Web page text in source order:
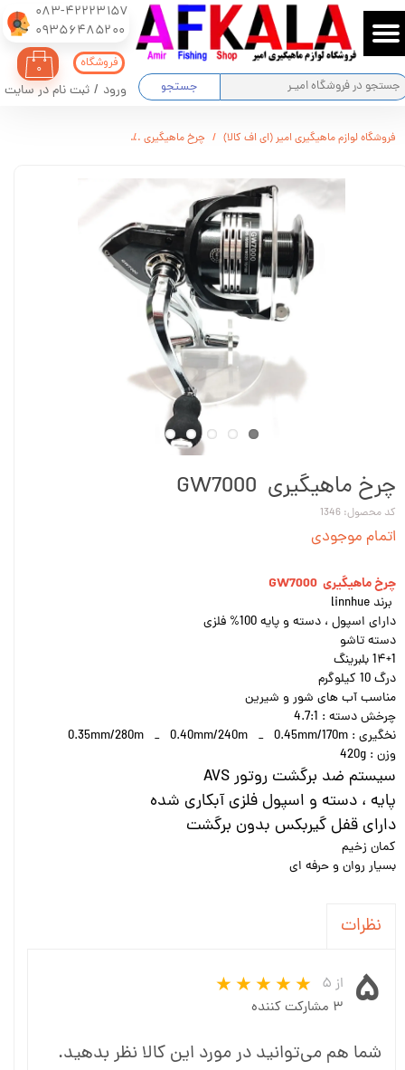
083-42223157
​​​​​​​09356485200
جستجو
۰
ورود / ثبت نام در سایت
حساب کاربری من
تغییر گذر واژه
فروشگاه
فروشگاه لوازم ماهیگیری امیر (ای اف کالا) چرخ ماهیگیری
چرخ ماهیگیری GW7000
کد محصول: 1346
اتمام موجودی
چرخ ماهیگیری GW7000
برند linnhue
دارای اسپول ، دسته و پایه 100% فلزی
دسته تاشو
1۴+1 بلبرینگ
درگ 10 کیلوگرم
مناسب آب های شور و شیرین
چرخش دسته : 4.7:1
نخگیری : 0.35mm/280m _ 0.40mm/240m _ 0.45mm/170m
وزن : 420g
سیستم ضد برگشت روتور AVS
پایه ، دسته و اسپول فلزی آبکاری شده
دارای قفل گیربکس بدون برگشت
کمان زخیم
بسیار روان و حرفه ای
نظرات
۵ از ۵
۳ مشارکت کننده
شما هم می‌توانید در مورد این کالا نظر بدهید.